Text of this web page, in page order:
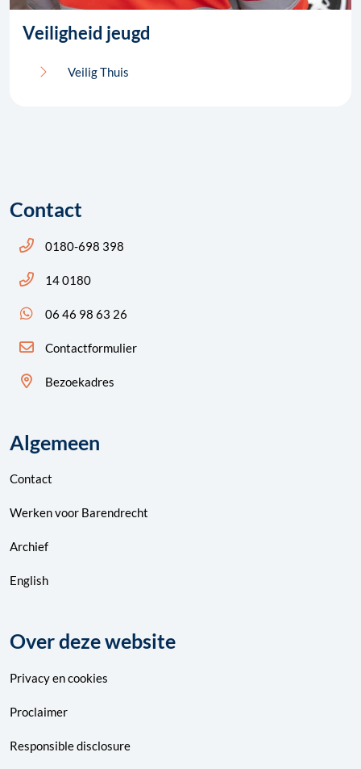
Veiligheid jeugd
Veilig Thuis
Contact
Bel ons: 14 0180
0180-698 398
Bel ons: 14 0180
14 0180
App ons: 06 46 98 63 26 (WhatsApp)
06 46 98 63 26
Contactformulier
Bezoekadres
Algemeen
Contact
Werken voor Barendrecht
Archief
English
Over deze website
Privacyencookies
Proclaimer
Responsible disclosure